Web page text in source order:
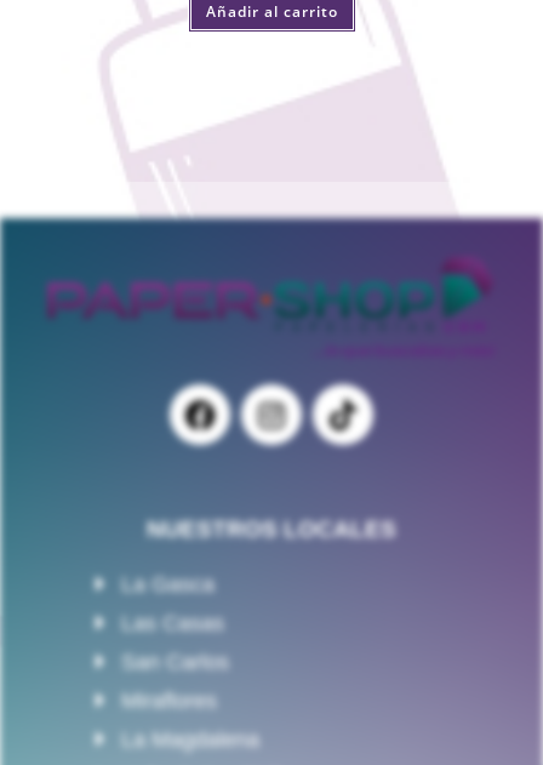
Añadir al carrito
NUESTROS LOCALES
La Gasca
Las Casas
San Carlos
Miraflores
La Magdalena